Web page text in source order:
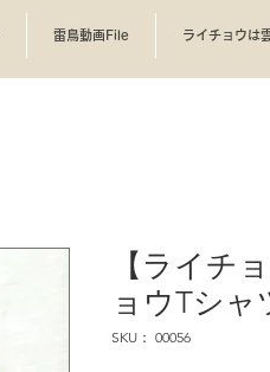
雷鳥動画File ライチョウは
【ライチ
ョウTシャ
SKU： 00056